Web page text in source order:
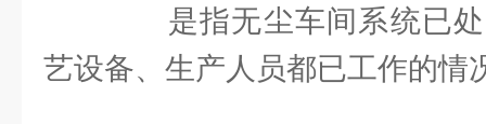
是指无尘车间系统已处
艺设备、生产人员都已工作的情